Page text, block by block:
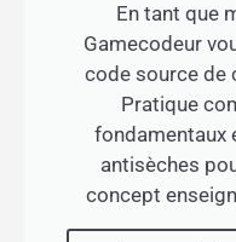
En tant que
Gamecodeur
code source de
Pratique
fondamentaux
antisèches
concept